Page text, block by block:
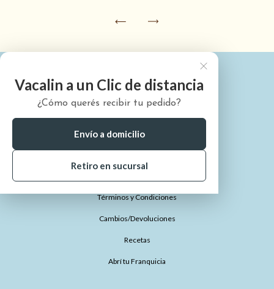
Vacalin a un Clic de distancia
¿Cómo querés recibir tu pedido?
Envío a domicilio
Retiro en sucursal
¿Cómo comprar?
Términos y Condiciones
Cambios/Devoluciones
Recetas
Abrí tu Franquicia